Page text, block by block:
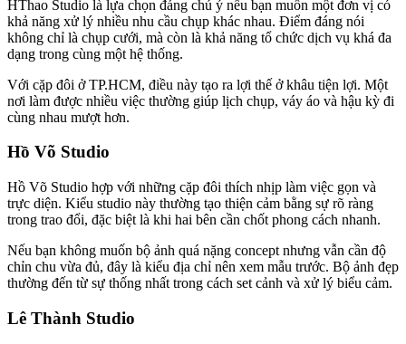
HThao Studio là lựa chọn đáng chú ý nếu bạn muốn một đơn vị có
khả năng xử lý nhiều nhu cầu chụp khác nhau. Điểm đáng nói
không chỉ là chụp cưới, mà còn là khả năng tổ chức dịch vụ khá đa
dạng trong cùng một hệ thống.
Với cặp đôi ở TP.HCM, điều này tạo ra lợi thế ở khâu tiện lợi. Một
nơi làm được nhiều việc thường giúp lịch chụp, váy áo và hậu kỳ đi
cùng nhau mượt hơn.
Hồ Võ Studio
Hồ Võ Studio hợp với những cặp đôi thích nhịp làm việc gọn và
trực diện. Kiểu studio này thường tạo thiện cảm bằng sự rõ ràng
trong trao đổi, đặc biệt là khi hai bên cần chốt phong cách nhanh.
Nếu bạn không muốn bộ ảnh quá nặng concept nhưng vẫn cần độ
chỉn chu vừa đủ, đây là kiểu địa chỉ nên xem mẫu trước. Bộ ảnh đẹp
thường đến từ sự thống nhất trong cách set cảnh và xử lý biểu cảm.
Lê Thành Studio